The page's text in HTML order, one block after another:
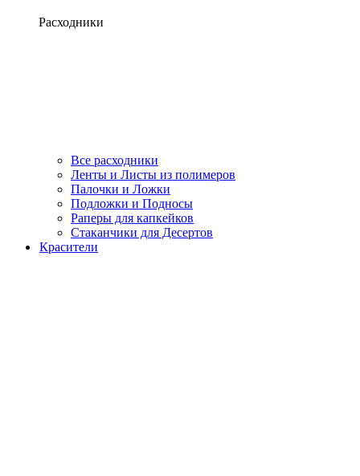
Расходники
Все расходники
Ленты и Листы из полимеров
Палочки и Ложки
Подложки и Подносы
Раперы для капкейков
Стаканчики для Десертов
Красители